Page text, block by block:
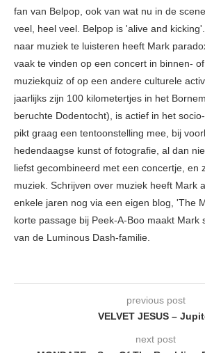
fan van Belpop, ook van wat nu in de
veel, heel veel. Belpop is 'alive and
naar muziek te luisteren heeft Mark
vaak te vinden op een concert in binnen-
muziekquiz of op een andere culturele
jaarlijks zijn 100 kilometertjes in het
beruchte Dodentocht), is actief in het
pikt graag een tentoonstelling mee, bij
hedendaagse kunst of fotografie, al dan
liefst gecombineerd met een concertje, en
muziek. Schrijven over muziek heeft Mark
enkele jaren nog via een eigen blog, 'The
korte passage bij Peek-A-Boo maakt Mark
van de Luminous Dash-familie.
previous post
VELVET JESUS –
next post